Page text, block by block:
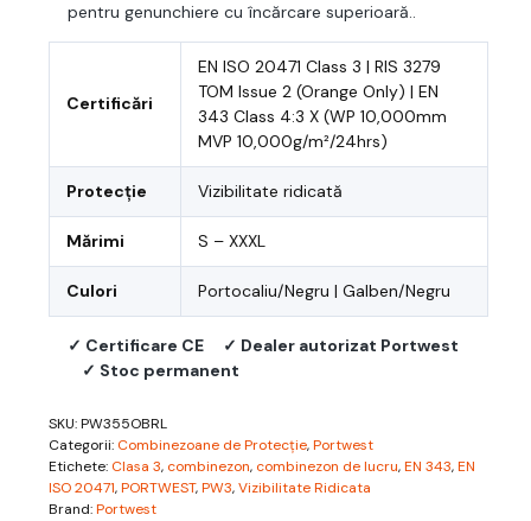
pentru genunchiere cu încărcare superioară..
Certificări
EN ISO 20471 Class 3 | RIS 3279
TOM Issue 2 (Orange Only) | EN
343 Class 4:3 X (WP 10,000mm
MVP 10,000g/m²/24hrs)
Protecție Vizibilitate ridicată
Mărimi S – XXXL
Culori Portocaliu/Negru | Galben/Negru
✓ Certificare CE
✓ Dealer autorizat Portwest
✓ Stoc permanent
SKU:PW355OBRL
Categorii: Combinezoane de Protecție,Portwest
Etichete: Clasa 3, combinezon, combinezon de lucru,EN 343,EN
ISO 20471,PORTWEST,PW3,Vizibilitate Ridicata
Brand:Portwest